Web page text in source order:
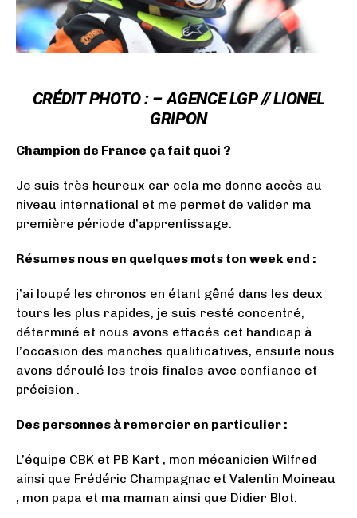
CRÉDITPHOTO : –AGENCE LGP // LIONEL
GRIPON
Champion de France ça fait quoi ?
Je suis très heureux car cela me donne accès au
niveau international et me permet de valider ma
première période d’apprentissage.
Résumes nous en quelques mots ton week end :
j’ai loupé les chronos en étant gêné dans les deux
tours les plus rapides, je suis resté concentré,
déterminé et nous avons effacés cet handicap à
l’occasion des manches qualificatives, ensuite nous
avons déroulé les trois finales avec confiance et
précision .
Des personnes à remercier en particulier :
L’équipe CBK et PB Kart , mon mécanicien Wilfred
ainsi que Frédéric Champagnac et Valentin Moineau
, mon papa et ma maman ainsi que Didier Blot.